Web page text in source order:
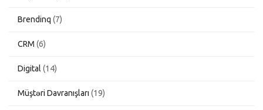
Brendinq (7)
CRM (6)
Digital (14)
Müştəri Davranışları (19)